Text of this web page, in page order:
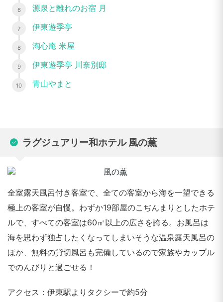
源泉と離れのお宿 月
伊東遊季亭
淘心庵 米屋
伊東遊季亭 川奈別邸
青山やまと
ラグジュアリー和ホテル 風の薫
全室露天風呂付き客室で、全ての客室から海を一望できる
極上の客室が自慢。わずか19部屋のこぢんまりとしたホテ
ルで、すべての客室は60㎡以上の広さを誇る。お風呂は
海を思わず独占したくなってしまいそうな温泉露天風呂の
ほか、無料の貸切風呂も完備しているので家族やカップル
でのんびりと過ごせる！
アクセス：伊東駅よりタクシーで約5分